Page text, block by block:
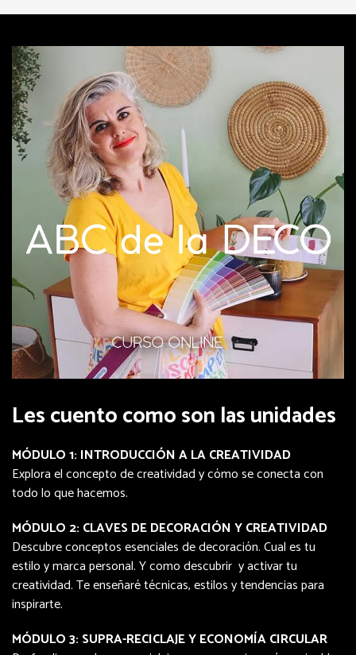
Les cuento como son las unidades
MÓDULO 1: INTRODUCCIÓN A LA CREATIVIDAD
Explora el concepto de creatividad y cómo se conecta con
todo lo que hacemos.
MÓDULO 2: CLAVES DE DECORACIÓN Y CREATIVIDAD
Descubre conceptos esenciales de decoración. Cual es tu
estilo y marca personal. Y como descubrir y activar tu
creatividad. Te enseñaré técnicas, estilos y tendencias para
inspirarte.
MÓDULO 3: SUPRA-RECICLAJE Y ECONOMÍA CIRCULAR